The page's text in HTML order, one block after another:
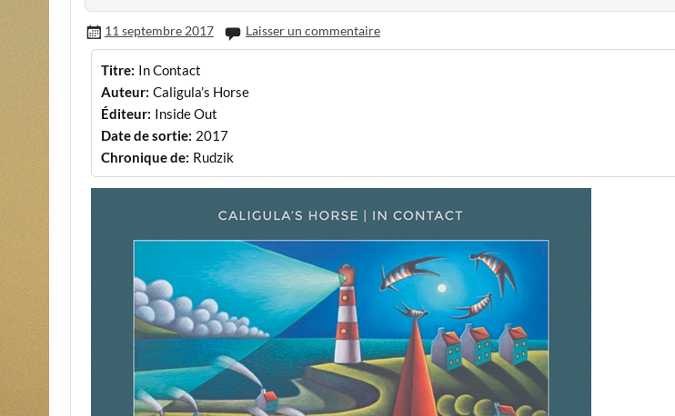
11 septembre 2017 Laisser un commentaire
Titre: In Contact
Auteur: Caligula’s Horse
Éditeur: Inside Out
Date de sortie: 2017
Chronique de: Rudzik